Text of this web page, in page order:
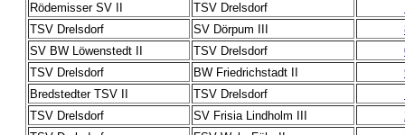
Rödemisser SV II
TSV Drelsdorf
TSV Drelsdorf
SV Dörpum III
SV BW Löwenstedt II
TSV Drelsdorf
TSV Drelsdorf
BW Friedrichstadt II
Bredstedter TSV II
TSV Drelsdorf
TSV Drelsdorf
SV Frisia Lindholm III